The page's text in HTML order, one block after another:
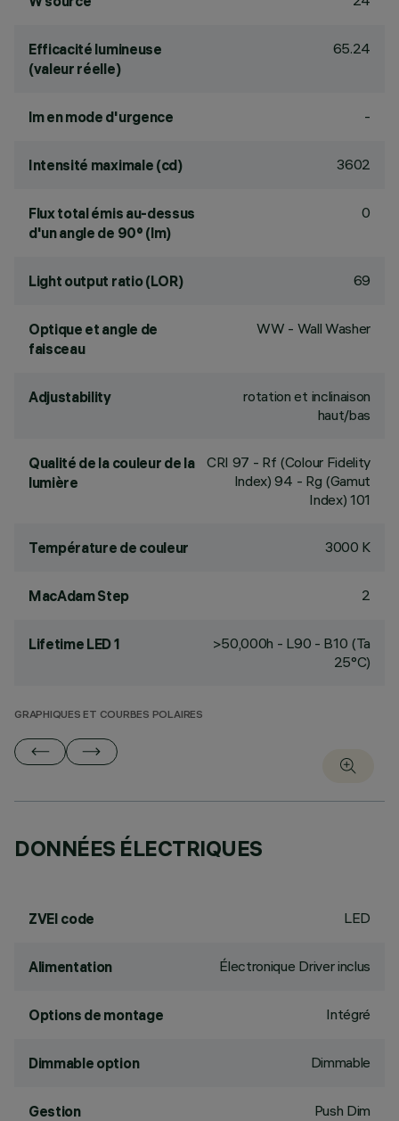
Efficacité lumineuse
(valeur réelle)
65.24
lm en mode d'urgence -
Intensité maximale (cd) 3602
Flux total émis au-dessus
d'un angle de 90° (lm)
0
Light output ratio (LOR) 69
Optique et angle de
faisceau
WW - Wall Washer
Adjustability
rotation et inclinaison
haut/bas
Qualité de la couleur de la
lumière
CRI 97 - Rf (Colour Fidelity
Index) 94 - Rg (Gamut
Index) 101
Température de couleur 3000 K
MacAdam Step 2
Lifetime LED 1
>50,000h - L90 - B10 (Ta
25°C)
GRAPHIQUES ET COURBES POLAIRES
DONNÉES ÉLECTRIQUES
ZVEI code LED
Alimentation Électronique Driver inclus
Options de montage Intégré
Dimmable option Dimmable
Gestion Push Dim